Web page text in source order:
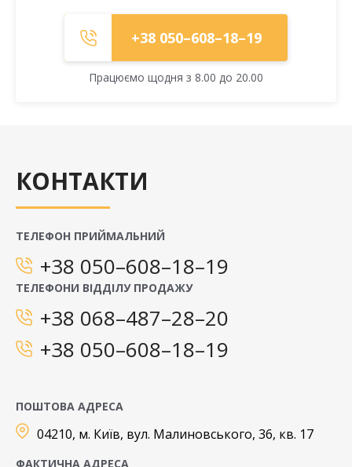
+38 050–608–18–19
Працюємо щодня з 8.00 до 20.00
КОНТАКТИ
ТЕЛЕФОН ПРИЙМАЛЬНИЙ
+38 050–608–18–19
ТЕЛЕФОНИ ВІДДІЛУ ПРОДАЖУ
+38 068–487–28–20
+38 050–608–18–19
ПОШТОВА АДРЕСА
04210, м. Київ, вул. Малиновського, 36, кв. 17
ФАКТИЧНА АДРЕСА